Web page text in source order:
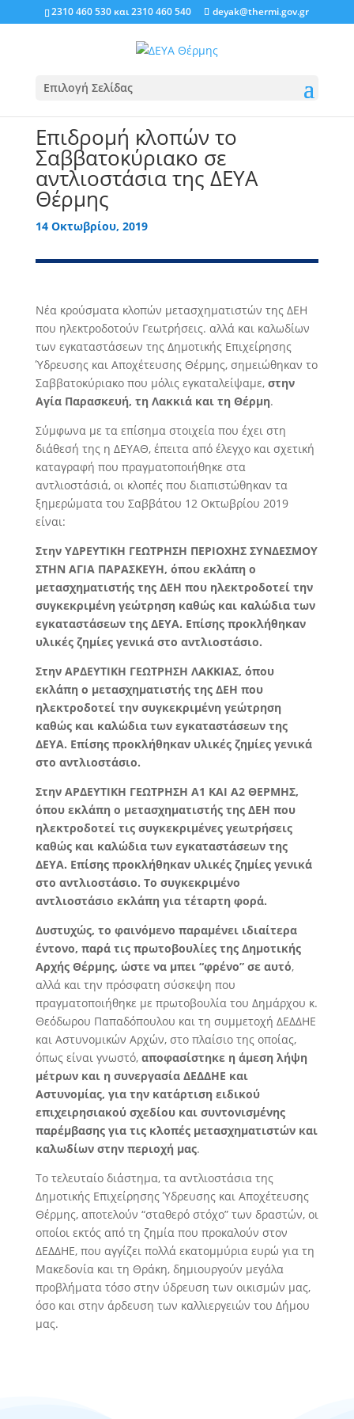
2310 460 530 και2310 460 540 deyak@thermi.gov.gr
Επιλογή Σελίδας
Επιδρομή κλοπών το
Σαββατοκύριακο σε
αντλιοστάσια της ΔΕΥΑ
Θέρμης
14 Οκτωβρίου, 2019
Νέα κρούσματα κλοπών μετασχηματιστών της ΔΕΗ
που ηλεκτροδοτούν Γεωτρήσεις. αλλά και καλωδίων
των εγκαταστάσεων της Δημοτικής Επιχείρησης
Ύδρευσης και Αποχέτευσης Θέρμης, σημειώθηκαν το
Σαββατοκύριακο που μόλις εγκαταλείψαμε, στην
Αγία Παρασκευή, τη Λακκιά και τη Θέρμη.
Σύμφωνα με τα επίσημα στοιχεία που έχει στη
διάθεσή της η ΔΕΥΑΘ, έπειτα από έλεγχο και σχετική
καταγραφή που πραγματοποιήθηκε στα
αντλιοστάσιά, οι κλοπές που διαπιστώθηκαν τα
ξημερώματα του Σαββάτου 12 Οκτωβρίου 2019
είναι:
Στην ΥΔΡΕΥΤΙΚΗ ΓΕΩΤΡΗΣΗ ΠΕΡΙΟΧΗΣ ΣΥΝΔΕΣΜΟΥ
ΣΤΗΝ ΑΓΙΑ ΠΑΡΑΣΚΕΥΗ, όπου εκλάπη ο
μετασχηματιστής της ΔΕΗ που ηλεκτροδοτεί την
συγκεκριμένη γεώτρηση καθώς και καλώδια των
εγκαταστάσεων της ΔΕΥΑ. Επίσης προκλήθηκαν
υλικές ζημίες γενικά στο αντλιοστάσιο.
Στην ΑΡΔΕΥΤΙΚΗ ΓΕΩΤΡΗΣΗ ΛΑΚΚΙΑΣ, όπου
εκλάπη ο μετασχηματιστής της ΔΕΗ που
ηλεκτροδοτεί την συγκεκριμένη γεώτρηση
καθώς και καλώδια των εγκαταστάσεων της
ΔΕΥΑ. Επίσης προκλήθηκαν υλικές ζημίες γενικά
στο αντλιοστάσιο.
Στην ΑΡΔΕΥΤΙΚΗ ΓΕΩΤΡΗΣΗ Α1 ΚΑΙ Α2 ΘΕΡΜΗΣ,
όπου εκλάπη ο μετασχηματιστής της ΔΕΗ που
ηλεκτροδοτεί τις συγκεκριμένες γεωτρήσεις
καθώς και καλώδια των εγκαταστάσεων της
ΔΕΥΑ. Επίσης προκλήθηκαν υλικές ζημίες γενικά
στο αντλιοστάσιο. Το συγκεκριμένο
αντλιοστάσιο εκλάπη για τέταρτη φορά.
Δυστυχώς, το φαινόμενο παραμένει ιδιαίτερα
έντονο, παρά τις πρωτοβουλίες της Δημοτικής
Αρχής Θέρμης, ώστε να μπει “φρένο” σε αυτό,
αλλά και την πρόσφατη σύσκεψη που
πραγματοποιήθηκε με πρωτοβουλία του Δημάρχου κ.
Θεόδωρου Παπαδόπουλου και τη συμμετοχή ΔΕΔΔΗΕ
και Αστυνομικών Αρχών, στο πλαίσιο της οποίας,
όπως είναι γνωστό, αποφασίστηκε η άμεση λήψη
μέτρων και η συνεργασία ΔΕΔΔΗΕ και
Αστυνομίας, για την κατάρτιση ειδικού
επιχειρησιακού σχεδίου και συντονισμένης
παρέμβασης για τις κλοπές μετασχηματιστών και
καλωδίων στην περιοχή μας.
Το τελευταίο διάστημα, τα αντλιοστάσια της
Δημοτικής Επιχείρησης Ύδρευσης και Αποχέτευσης
Θέρμης, αποτελούν “σταθερό στόχο” των δραστών, οι
οποίοι εκτός από τη ζημία που προκαλούν στον
ΔΕΔΔΗΕ, που αγγίζει πολλά εκατομμύρια ευρώ για τη
Μακεδονία και τη Θράκη, δημιουργούν μεγάλα
προβλήματα τόσο στην ύδρευση των οικισμών μας,
όσο και στην άρδευση των καλλιεργειών του Δήμου
μας.